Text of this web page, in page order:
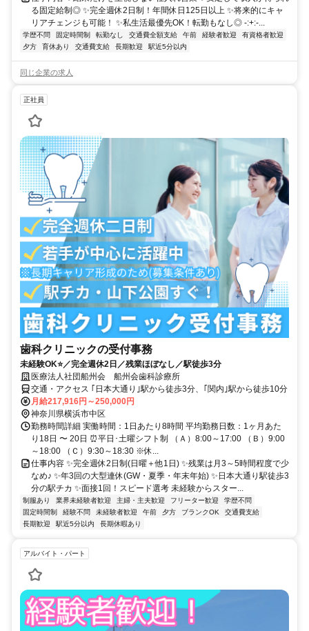
る固定給制◎ ✨完全週休2日制！年間休日125日以上 ✨将来的にキャ
リアチェンジも可能！ ✨私生活最優先OK！転勤もなし◎ -:+:-...
学歴不問 固定時間制 転勤なし 交通費全額支給 午前 経験者歓迎
有資格者歓迎
夕方
育休あり 交通費支給 長期歓迎 駅近5分以内
同じ企業の求人
正社員
歯科クリニックの受付事務
未経験OK⭐／完全週休2日／残業ほぼなし／駅徒歩3分
医療法人社団船州会 船州会歯科診療所
交通・アクセス ｢日本大通り｣駅から徒歩3分、｢関内｣駅から徒歩10分
月給217,916円～250,000円
神奈川県横浜市中区
勤務時間詳細 実働時間：1日あたり8時間 平均勤務日数：1ヶ月あた
り18日 〜 20日 ⏰平日･土曜シフト制 （Ａ）8:00～17:00 （Ｂ）9:00
～18:00 （Ｃ）9:30～18:30 ※休...
仕事内容 ✨完全週休2日制(日曜＋他1日) ✨残業は月3～5時間程度で少
なめ♪ ✨年3回の大型連休(GW・夏季・年末年始) ✨日本大通り駅徒歩3
分の駅チカ ✨面接1回！スピード選考 未経験からスター...
制服あり 業界未経験者歓迎 主婦・主夫歓迎 フリーター歓迎
学歴不問
固定時間制
経験不問 未経験者歓迎 午前 夕方 ブランクOK
交通費支給
長期歓迎
駅近5分以内 長期休暇あり
アルバイト・パート